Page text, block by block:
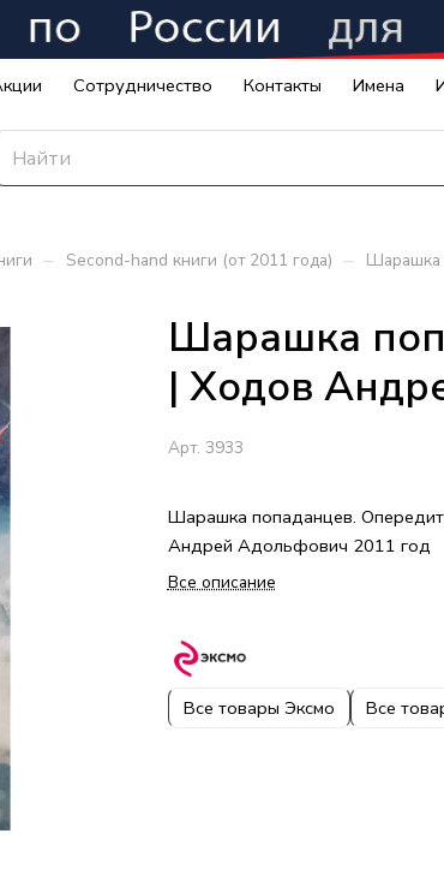
Сотрудничество Контакты Имена
– Second-hand книги (от 2011 года) – Шарашка
Шарашка
| Ходов
Арт. 3933
Шарашка попаданцев.
Андрей Адольфович 2011 год
Все описание
Все товары Эксмо Все